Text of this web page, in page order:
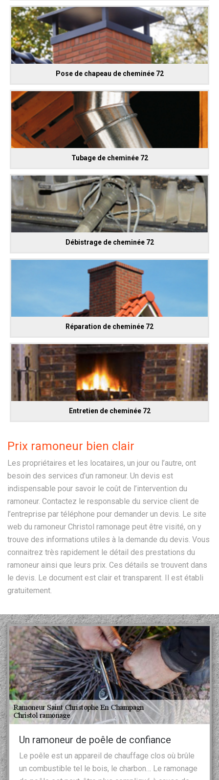
Pose de chapeau de cheminée 72
Tubage de cheminée 72
Débistrage de cheminée 72
Réparation de cheminée 72
Entretien de cheminée 72
Prix ramoneur bien clair
Les propriétaires et les locataires, un jour ou l’autre, ont
besoin des services d’un ramoneur. Un devis est
indispensable pour savoir le coût de l’intervention du
ramoneur. Contactez le responsable du service client de
l’entreprise par téléphone pour demander un devis. Le site
web du ramoneur Christol ramonage peut être visité, on y
trouve des informations utiles à la demande du devis. Vous
connaitrez très rapidement le détail des prestations du
ramoneur ainsi que leurs prix. Ces détails se trouvent dans
le devis. Le document est clair et transparent. Il est établi
gratuitement.
Un ramoneur de poêle de confiance
Le poêle est un appareil de chauffage clos où brûle
un combustible tel le bois, le charbon… Le ramonage